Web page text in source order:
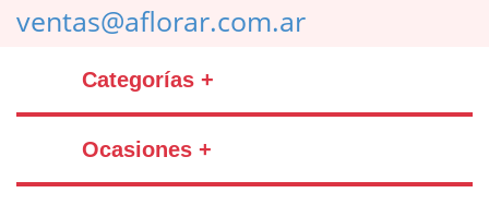
ventas@aflorar.com.ar
Categorías +
Ocasiones +